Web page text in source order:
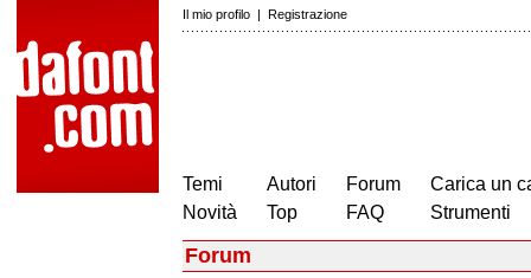
Il mio profilo | Registrazione
Temi
Novità
Autori
Top
Forum
FAQ
Carica un
Strumenti
Forum